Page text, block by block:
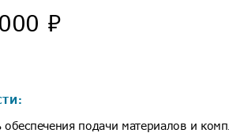
₽
обеспечения подачи материалов и